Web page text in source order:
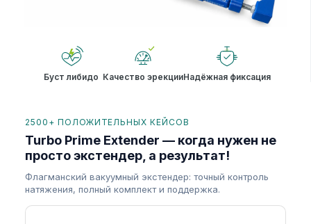
Буст либидо Качество эрекцииНадёжная фиксация
2500+ ПОЛОЖИТЕЛЬНЫХ КЕЙСОВ
Turbo Prime Extender — когда нужен не
просто экстендер, а результат!
Флагманский вакуумный экстендер: точный контроль
натяжения, полный комплект и поддержка.